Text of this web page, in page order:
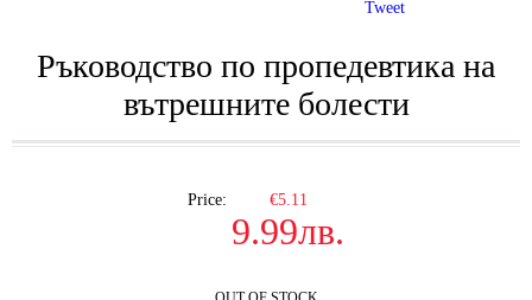
Ръководство по пропедевтика на
вътрешните болести
Price: €5.11
9.99лв.
Tweet